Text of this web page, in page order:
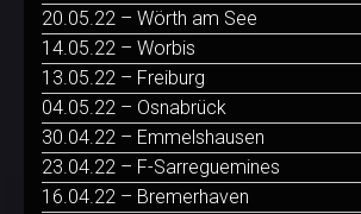
20.05.22 – Wörth am See
14.05.22 – Worbis
13.05.22 – Freiburg
04.05.22 – Osnabrück
30.04.22 – Emmelshausen
23.04.22 – F-Sarreguemines
16.04.22 – Bremerhaven